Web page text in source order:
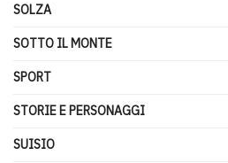
SOLZA
SOTTO IL MONTE
SPORT
STORIE E PERSONAGGI
SUISIO